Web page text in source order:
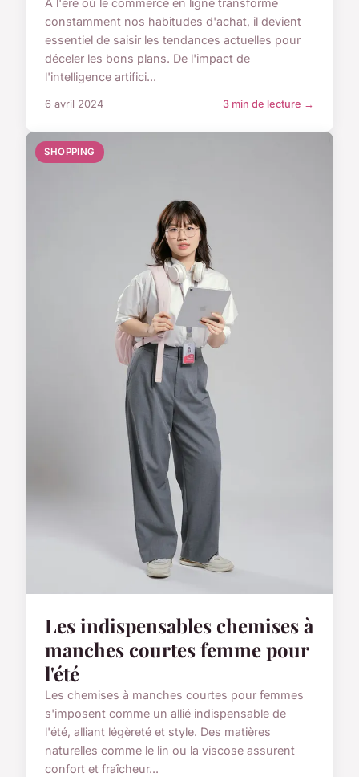
constamment nos habitudes d'achat, il devient
essentiel de saisir les tendances actuelles pour
déceler les bons plans. De l'impact de
l'intelligence artifici...
6 avril 2024 3 min de lecture →
SHOPPING
Les indispensables chemises à
manches courtes femme pour
l'été
Les chemises à manches courtes pour femmes
s'imposent comme un allié indispensable de
l'été, alliant légèreté et style. Des matières
naturelles comme le lin ou la viscose assurent
confort et fraîcheur...